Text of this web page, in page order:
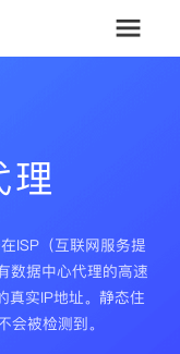
理
ISP（互联网服务提
数据中心代理的高速
真实IP地址。静态住
被检测到。